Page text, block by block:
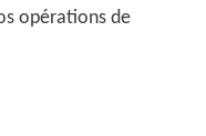
opérations de